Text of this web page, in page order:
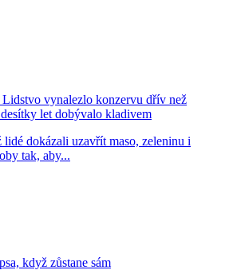
vynalezlo konzervu dřív než
let dobývalo kladivem
lidé dokázali uzavřít maso, zeleninu i
tak, aby...
když zůstane sám